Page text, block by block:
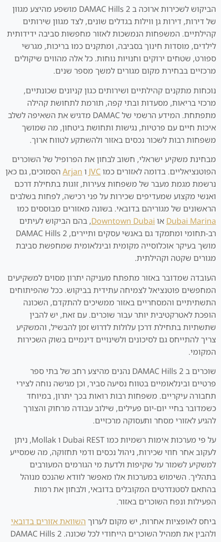
הביקוש לשכירות ארוכה ב DAMAC Hills 2 מושפע מהיצע מגוון
של דירות, דירות גן ווילות בגדלים שונים, לצד מגוון שירותים
קהילתיים. המשפחות הנמשכות לאזור מחפשות סביבה ידידותית
לילדים, מוסדות חינוך בסביבה, ומתקנים כמו בריכות, מגרשי
ספורט, שטחים ירוקים וחנויות נוחות. כל אלה מהווים שיקולים
מרכזיים בבחירת מקום מגורים למשך מספר שנים.
נוכחות מתקנים קהילתיים ושירותים כגון קניונים שכונתיים,
מרכזי בריאות, מסעדות ובתי קפה, תורמת לתחושת קהילה
מתפתחת. המידע הרשמי של DAMAC מדגיש את השאיפה לשלב
איכות חיים עם פרטיות, נגישות ותחושת ביטחון, מה שמושך
משפחות רבות לשכור נכסים באזור ולהשתקע לטווח ארוך.
מבחינת משקיע ישראלי, חשוב לבחון את הפרופיל של השוכרים
הפוטנציאליים. בדומה לאזורים כמוJVC ו Arjan הסמוכים, גם כאן
נרשמת מגמת מעבר של משפחות צעירות, זוגות בתחילת דרכם
ואנשי מקצוע שמעדיפים שכירות על פני רכישה, לפחות בשלבים
הראשונים של מגוריהם בדובאי. בשונה מאזורים מבוססים כמו
Dubai Marina או Downtown Dubai, בהם הביקוש לעיתים
רב-תחומי ומתמקד גם באנשי עסקים ותיירים, DAMAC Hills 2
מושך בעיקר אוכלוסייה מקומית ובינלאומית שמחפשת סביבת
מגורים שקטה וקהילתית.
העובדה שמדובר באזור מתפתח מעניקה יתרון מסוים למשקיעים
המחפשים פוטנציאל לצמיחה עתידית בביקוש. ככל שהפיתוחים
התשתיתיים והמסחריים באזור ממשיכים להתקדם, השכונה
הופכת לאטרקטיבית יותר עבור שוכרים. עם זאת, יש להבין
שתשתיות בתחילת דרכן עלולות לדרוש זמן להבשיל, והמשקיע
צריך להתייחס גם לסיכונים ולשינויים דינמיים בשוק השכירות
המקומי.
שוכרים ב DAMAC Hills 2 נהנים מהיצע רחב של בתי ספר
פרטיים ובינלאומיים בטווח נסיעה סביר, וכן מגישה נוחה לצירי
תחבורה עיקריים. משפחות רבות רואות בכך יתרון, במיוחד
כשמדובר בחיי יום-יום פעילים, שילוב עבודה מרחוק והצורך
להגיע לאזורי מסחר ותעסוקה מרכזיים.
על פי מערכות אימות רשמיות כמו Dubai REST ו Mollak, ניתן
לעקוב אחר חוזי שכירות, ניהול נכסים ודמי תחזוקה, מה שמסייע
למשקיע לשמור על שקיפות ולדעת מי הגורמים המעורבים
בתהליך. השימוש במערכות אלו מאפשר לוודא שהנכס מנוהל
בהתאם לסטנדרטים המקובלים בדובאי, ולבחון את רמות
הפעילות ונפח השוכרים באזור.
ביחס לאופציות אחרות, יש מקום לערוך השוואת אזורים בדובאי
ולהבין את תמהיל השוכרים הייחודי לכל שכונה. DAMAC Hills 2